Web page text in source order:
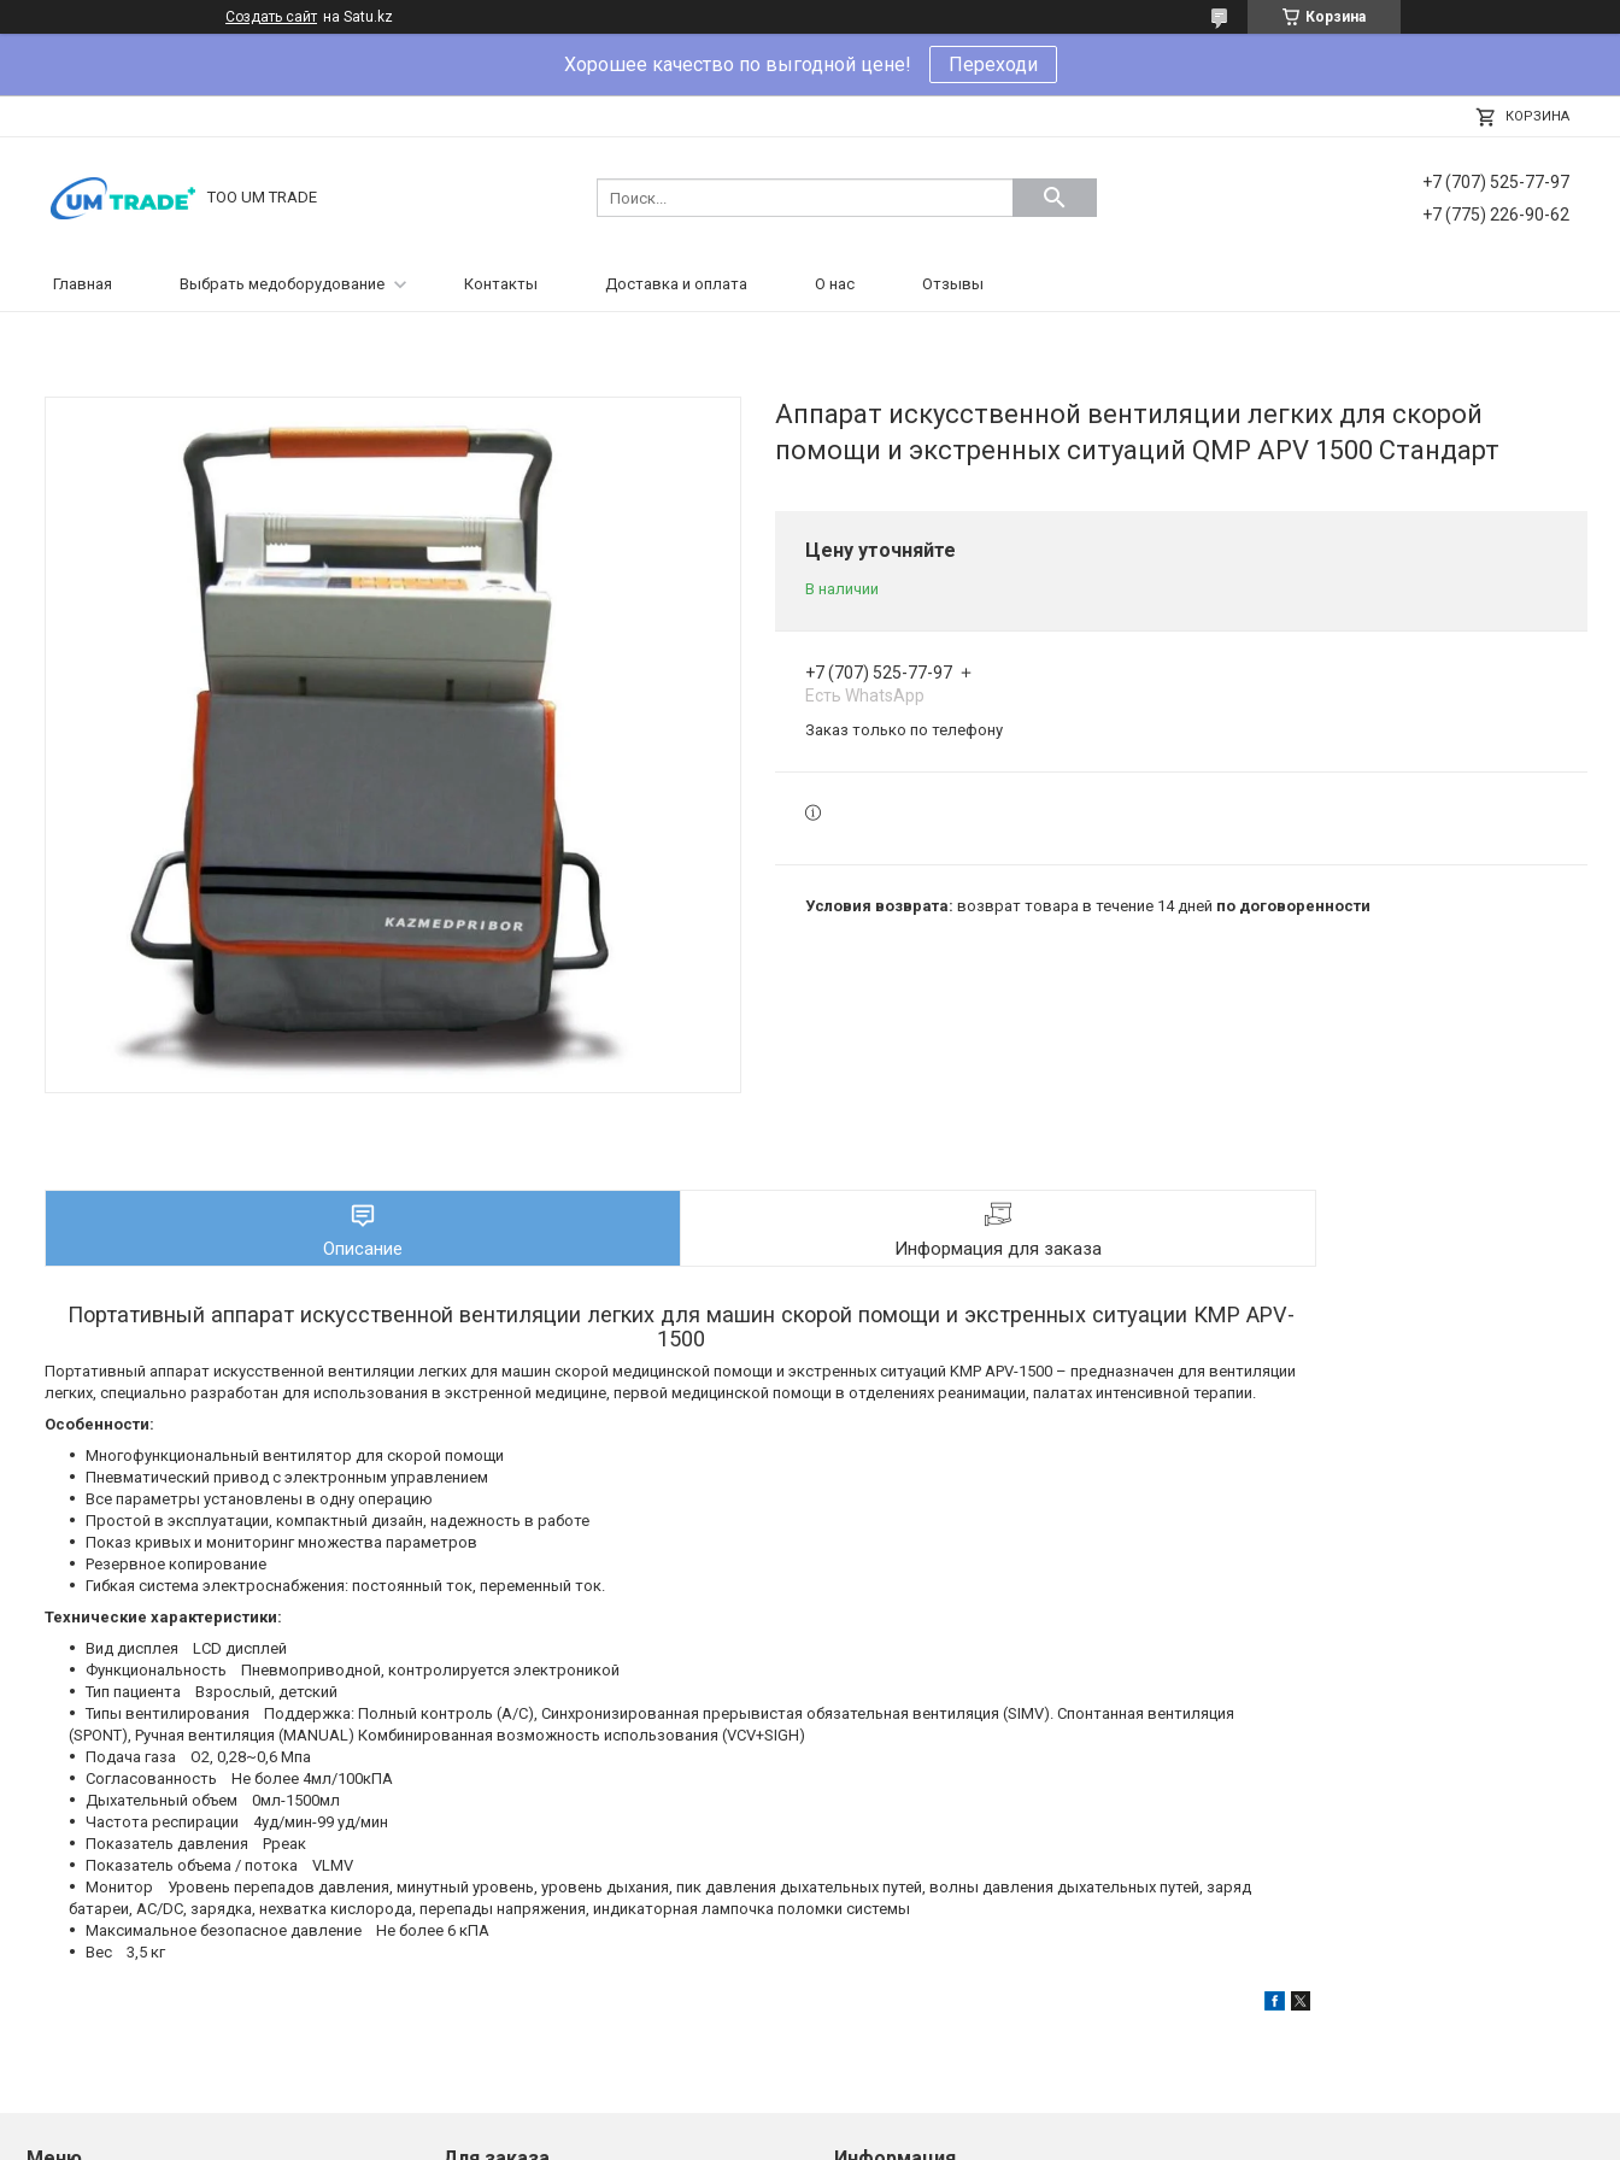
Создать сайт на Satu.kz Корзина
Хорошее качество по выгодной цене! Переходи
КОРЗИНА
ТОО UM TRADE
+7 (707) 525-77-97
+7 (775) 226-90-62
Главная Выбрать медоборудование Контакты Доставка и оплата О нас Отзывы
Аппарат искусственной вентиляции легких для скорой
помощи и экстренных ситуаций QMP APV 1500 Стандарт
Цену уточняйте
В наличии
+7 (707) 525-77-97
Есть WhatsApp
Заказ только по телефону
возврат товара в течение 14 дней по договоренности
Описание Информация для заказа
Портативный аппарат искусственной вентиляции легких для машин скорой помощи и экстренных ситуации КМР АPV-
1500
Портативный аппарат искусственной вентиляции легких для машин скорой медицинской помощи и экстренных ситуаций KMP APV-1500 – предназначен для вентиляции
легких, специально разработан для использования в экстренной медицине, первой медицинской помощи в отделениях реанимации, палатах интенсивной терапии.
Особенности:
Многофункциональный вентилятор для скорой помощи
Пневматический привод с электронным управлением
Все параметры установлены в одну операцию
Простой в эксплуатации, компактный дизайн, надежность в работе
Показ кривых и мониторинг множества параметров
Резервное копирование
Гибкая система электроснабжения: постоянный ток, переменный ток.
Технические характеристики:
Вид дисплея LCD дисплей
Функциональность Пневмоприводной, контролируется электроникой
Тип пациента Взрослый, детский
Типы вентилирования Поддержка: Полный контроль (А/С), Синхронизированная прерывистая обязательная вентиляция (SIMV). Спонтанная вентиляция
(SPONT), Ручная вентиляция (MANUAL) Комбинированная возможность использования (VCV+SIGH)
Подача газа О2, 0,28~0,6 Мпа
Согласованность Не более 4мл/100кПА
Дыхательный объем 0мл-1500мл
Частота респирации 4уд/мин-99 уд/мин
Показатель давления Рреак
Показатель объема / потока VLMV
Монитор Уровень перепадов давления, минутный уровень, уровень дыхания, пик давления дыхательных путей, волны давления дыхательных путей, заряд
батареи, AC/DC, зарядка, нехватка кислорода, перепады напряжения, индикаторная лампочка поломки системы
Максимальное безопасное давление Не более 6 кПА
Вес 3,5 кг